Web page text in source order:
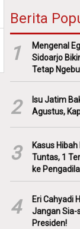
Berita
1
Mengenal
Sidoarjo
Tetap
2
Isu Jatim
Agustus,
3
Kasus
Tuntas, 1
ke
4
Eri Cahyadi
Jangan Sia-
Presiden!